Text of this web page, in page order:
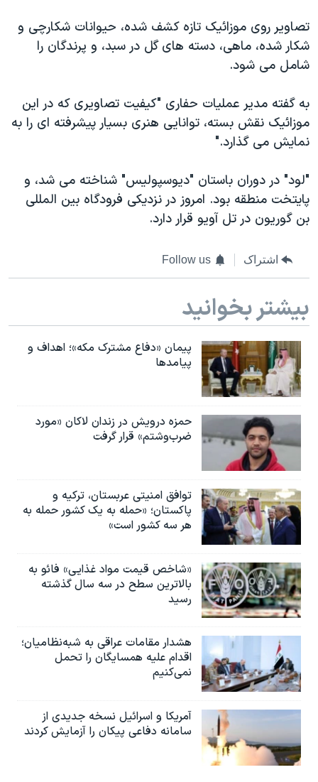
تصاویر روی موزائیک تازه کشف شده، حیوانات شکارچی و
شکار شده، ماهی، دسته های گل در سبد، و پرندگان را
شامل می شود.
به گفته مدیر عملیات حفاری "کیفیت تصاویری که در این
موزائیک نقش بسته، توانایی هنری بسیار پیشرفته ای را به
نمایش می گذارد."
"لود" در دوران باستان "دیوسپولیس" شناخته می شد، و
پایتخت منطقه بود. امروز در نزدیکی فرودگاه بین المللی
بن گوریون در تل آویو قرار دارد.
اشتراک Follow us
بیشتر بخوانید
پیمان «دفاع مشترک مکه»؛ اهداف و
پیامدها
حمزه درویش در زندان لاکان «مورد
ضرب‌وشتم» قرار گرفت
توافق امنیتی عربستان، ترکیه و
پاکستان؛ «حمله به یک کشور حمله به
هر سه کشور است»
«شاخص قیمت مواد غذایی» فائو به
بالاترین سطح در سه سال گذشته
رسید
هشدار مقامات عراقی به شبه‌نظامیان؛
اقدام علیه همسایگان را تحمل
نمی‌کنیم
آمریکا و اسرائیل نسخه جدیدی از
سامانه دفاعی پیکان را آزمایش کردند